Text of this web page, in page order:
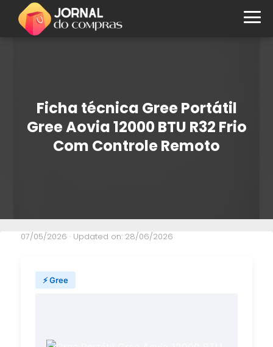
Ficha técnica Gree Portátil
Gree Aovia 12000 BTU R32 Frio
Com Controle Remoto
07/05/2026 · Updated on: 28/06/2026
⚡ Gree